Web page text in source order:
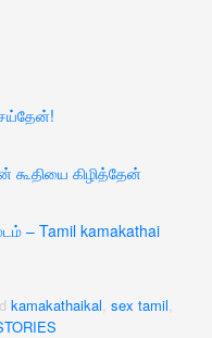
கூதியை கிழித்தேன்
– Tamil kamakathai
kamakathaikal, sex tamil,